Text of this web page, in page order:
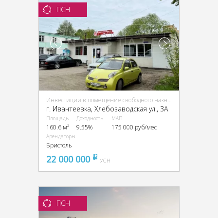
ПСН
Инвестиции в помещение свободного назначения (ПСН)
г. Ивантеевка, Хлебозаводская ул., 3А
Площадь
160.6 м²
Доходность
9.55%
МАП
175 000 руб/мес
Арендаторы
Бристоль
22 000 000 pуб
УСН
ПСН